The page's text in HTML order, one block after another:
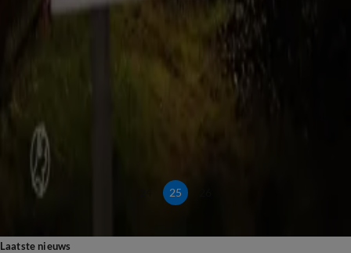
Onduidelijk wanneer treinen tussen Den Bosch en Eindhoven weer rijden: waar komt de
22 mrt 2023, 19:21
25
Laatste nieuws